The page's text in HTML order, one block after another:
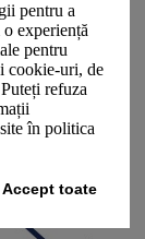
pentru a
experiență
pentru
cookie-uri, de
refuza
în politica
Accept toate